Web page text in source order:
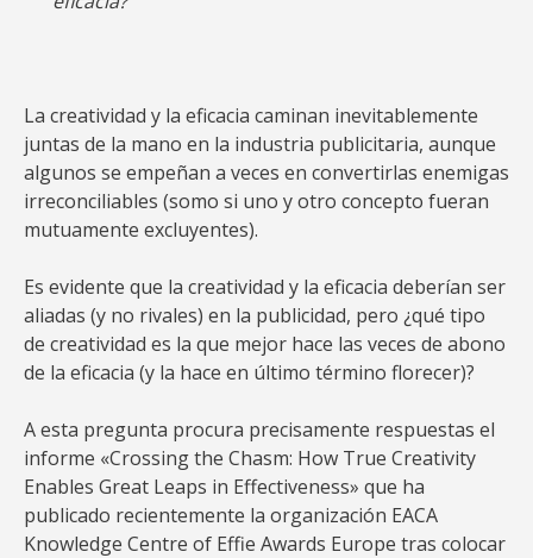
La creatividad y la eficacia caminan inevitablemente
juntas de la mano en la industria publicitaria, aunque
algunos se empeñan a veces en convertirlas enemigas
irreconciliables (somo si uno y otro concepto fueran
mutuamente excluyentes).
Es evidente que la creatividad y la eficacia deberían ser
aliadas (y no rivales) en la publicidad, pero ¿qué tipo
de creatividad es la que mejor hace las veces de abono
de la eficacia (y la hace en último término florecer)?
A esta pregunta procura precisamente respuestas el
informe «Crossing the Chasm: How True Creativity
Enables Great Leaps in Effectiveness» que ha
publicado recientemente la organización EACA
Knowledge Centre of Effie Awards Europe tras colocar